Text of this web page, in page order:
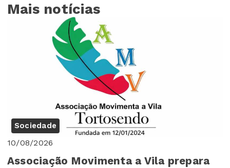
Mais notícias
Sociedade
10/08/2026
Associação Movimenta a Vila prepara